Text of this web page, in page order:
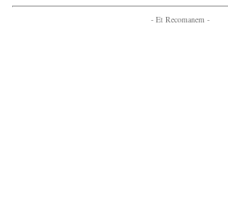
- Et Recomanem -